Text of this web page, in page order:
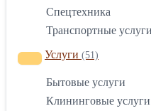
Спецтехника
Транспортные услуги
Услуги (51)
Бытовые услуги
Клининговые услуги